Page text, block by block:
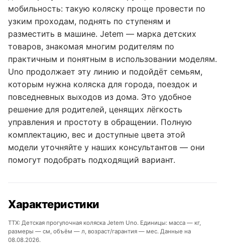
мобильность: такую коляску проще провести по
узким проходам, поднять по ступеням и
разместить в машине. Jetem — марка детских
товаров, знакомая многим родителям по
практичным и понятным в использовании моделям.
Uno продолжает эту линию и подойдёт семьям,
которым нужна коляска для города, поездок и
повседневных выходов из дома. Это удобное
решение для родителей, ценящих лёгкость
управления и простоту в обращении. Полную
комплектацию, вес и доступные цвета этой
модели уточняйте у наших консультантов — они
помогут подобрать подходящий вариант.
Характеристики
ТТХ: Детская прогулочная коляска Jetem Uno. Единицы: масса — кг,
размеры — см, объём — л, возраст/гарантия — мес. Данные на
08.08.2026.